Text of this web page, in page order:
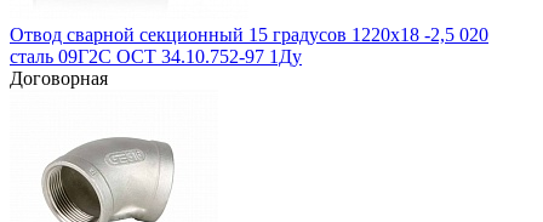
Отвод сварной секционный 15 градусов 1220х18 -2,5 020
сталь 09Г2С ОСТ 34.10.752-97 1Ду
Договорная